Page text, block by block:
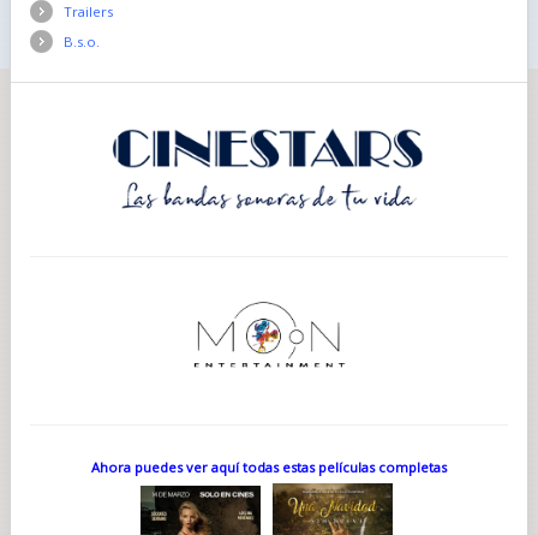
Trailers
B.s.o.
Ahora puedes ver aquí todas estas películas completas